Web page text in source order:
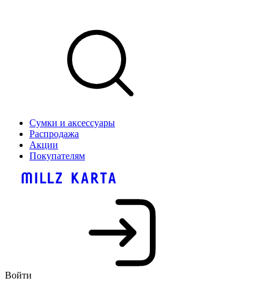
Сумки и аксессуары
Распродажа
Акции
Покупателям
Войти